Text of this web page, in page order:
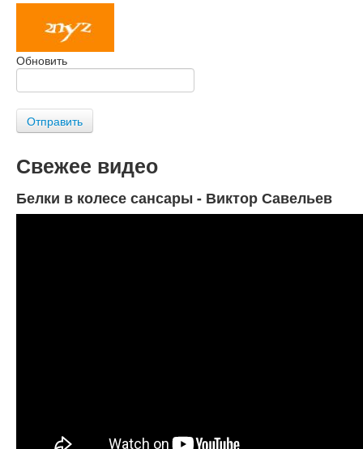
Обновить
Отправить
Свежее видео
Белки в колесе сансары - Виктор Савельев